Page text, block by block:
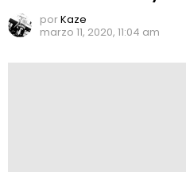
porKaze
marzo 11, 2020, 11:04 am